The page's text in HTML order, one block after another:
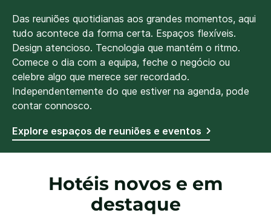
Das reuniões quotidianas aos grandes momentos, aqui
tudo acontece da forma certa. Espaços flexíveis.
Design atencioso. Tecnologia que mantém o ritmo.
Comece o dia com a equipa, feche o negócio ou
celebre algo que merece ser recordado.
Independentemente do que estiver na agenda, pode
contar connosco.
Explore espaços de reuniões e eventos
Hotéis novos e em
destaque